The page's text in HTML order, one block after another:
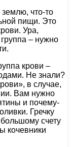
что-то
пищи. Это
Ура,
– нужно
крови –
Не знали?
в случае,
Вам нужно
и почему-
Гречку
счету
кочевники